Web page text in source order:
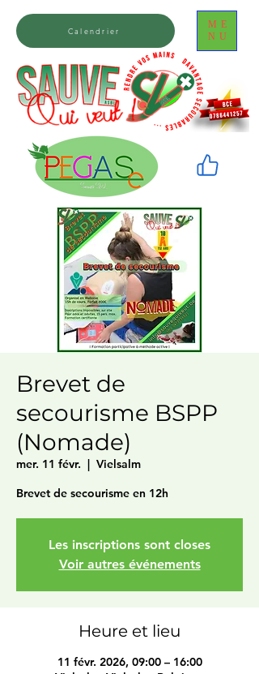
ME
NU
Calendrier
Brevet de
secourisme BSPP
(Nomade)
mer. 11 févr.
  |
Vielsalm
Brevet de secourisme en 12h
Les inscriptions sont closes
Voir autres événements
Heure et lieu
11 févr. 2026, 09:00 – 16:00